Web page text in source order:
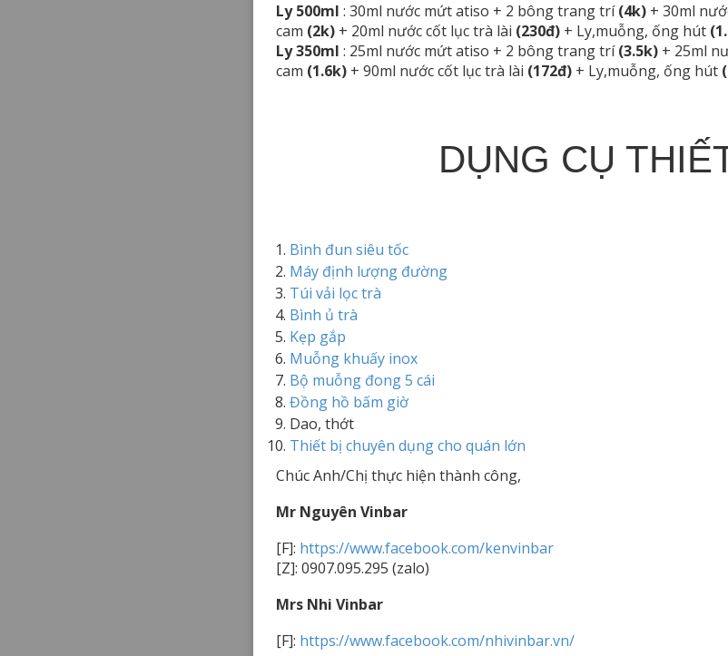
Ly 500ml : 30ml nước mứt atiso + 2 bông trang trí(4k) + 30ml
cam (2k) + 20ml nước cốt lục trà lài (230đ) + Ly,muỗng, ống hút
Ly 350ml : 25ml nước mứt atiso + 2 bông trang trí(3.5k) + 25ml
cam (1.6k) + 90ml nước cốt lục trà lài (172đ) + Ly,muỗng, ống hút
DỤNG CỤ
Bình đun siêu tốc
Máy định lượng đường
Túi vải lọc trà
Bình ủ trà
Kẹp gắp
Muỗng khuấy inox
Bộ muỗng đong 5 cái
Đồng hồ bấm giờ
Dao, thớt
Thiết bị chuyên dụng cho quán lớn
Chúc Anh/Chị thực hiện thành công,
Mr Nguyên Vinbar
[F]: https://www.facebook.com/kenvinbar
[Z]: 0907.095.295 (zalo)
Mrs Nhi Vinbar
[F]: https://www.facebook.com/nhivinbar.vn/